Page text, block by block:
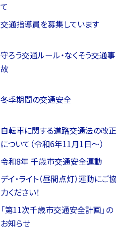
て
交通指導員を募集しています
守ろう交通ルール・なくそう交通事
故
冬季期間の交通安全
自転車に関する道路交通法の改正
について（令和6年11月1日～）
令和8年 千歳市交通安全運動
デイ・ライト（昼間点灯）運動にご協
力ください！
「第11次千歳市交通安全計画」の
お知らせ